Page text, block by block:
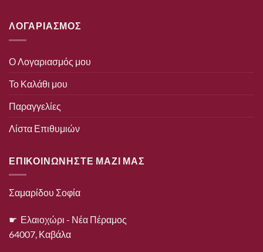
ΛΟΓΑΡΙΑΣΜΟΣ
Ο Λογαριασμός μου
Το Καλάθι μου
Παραγγελίες
Λίστα Επιθυμιών
ΕΠΙΚΟΙΝΩΝΗΣΤΕ ΜΑΖΙ ΜΑΣ
Σαμαρίδου Σοφία
☛ Ελαιοχώρι - Νέα Πέραμος
64007, Καβάλα